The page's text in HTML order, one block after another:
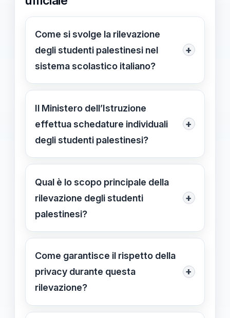
Come si svolge la rilevazione
degli studenti palestinesi nel
sistema scolastico italiano?
+
La rilevazione si basa su un sistema
di raccolta dati anonimi, in cui le
scuole trasmettono numeri aggregati
senza informazioni personali,
Il Ministero dell’Istruzione
effettua schedature individuali
degli studenti palestinesi?
+
No, il MIM ribadisce che non
vengono effettuate schedature o
profilazioni individuali, ma si
raccolgono dati aggregati per
Qual è lo scopo principale della
rilevazione degli studenti
palestinesi?
+
L’obiettivo è sostenere politiche di
inclusione e accoglienza, garantendo
interventi mirati senza pratiche di
profilazione individuale.
Come garantisce il rispetto della
privacy durante questa
rilevazione?
+
Viene effettuata tramite raccolta di